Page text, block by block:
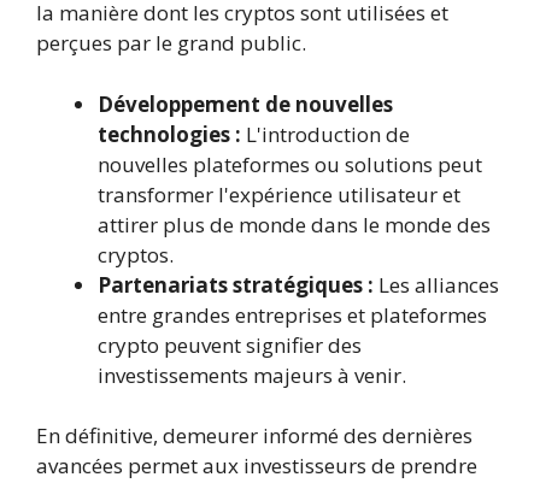
la manière dont les cryptos sont utilisées et
perçues par le grand public.
Développement de nouvelles
technologies : L'introduction de
nouvelles plateformes ou solutions peut
transformer l'expérience utilisateur et
attirer plus de monde dans le monde des
cryptos.
Partenariats stratégiques : Les alliances
entre grandes entreprises et plateformes
crypto peuvent signifier des
investissements majeurs à venir.
En définitive, demeurer informé des dernières
avancées permet aux investisseurs de prendre